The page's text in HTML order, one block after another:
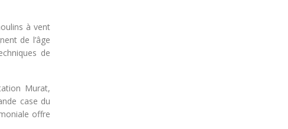
à vent
de l’âge
de
Murat,
case du
offre